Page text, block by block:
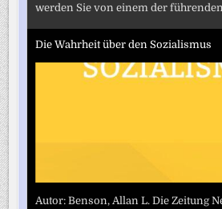
werden Sie von einem der führenden
Die Wahrheit über den Sozialismus
Autor: Benson, Allan L. Die Zeitung